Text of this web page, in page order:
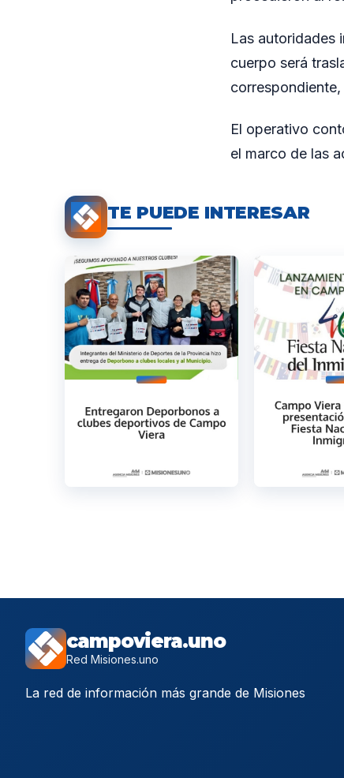
Las autoridades
cuerpo será
El operativo
el marco de las
TE PUEDE INTERESAR
campoviera.uno
Red Misiones.uno
La red de información más grande de Misiones